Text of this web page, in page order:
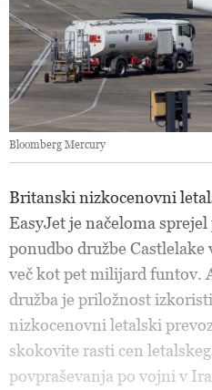
Bloomberg Mercury
Britanski nizkocenovni
EasyJet je načeloma
ponudbo družbe Castlelake
več kot pet milijard funtov.
družba je priložnost
nizkocenovni letalski
skokovite rasti cen
povpraševanja po vojni v